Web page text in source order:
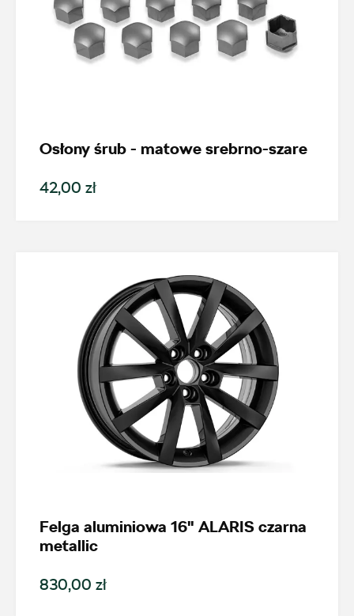
Osłony śrub - matowe srebrno-szare
42,00 zł
Felga aluminiowa 16" ALARIS czarna
metallic
830,00 zł
Wybierz dealera obsługującego
Twoje zapytanie
+48 483 311 804
czesci@amdauto.pl
Alexas Car Service
Laski 10A, Przykona
+48 632 208 925